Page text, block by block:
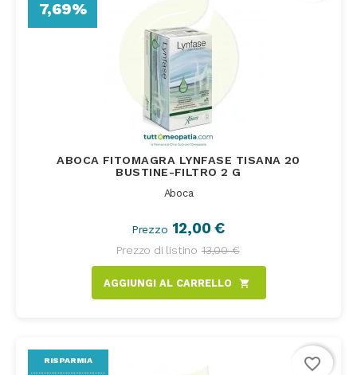
ABOCA FITOMAGRA LYNFASE TISANA 20
BUSTINE-FILTRO 2 G
Aboca
Prezzo 12,00 €
Prezzo di listino 13,00 €
AGGIUNGI AL CARRELLO shopping_cart
7,69%
RISPARMIA favorite_border